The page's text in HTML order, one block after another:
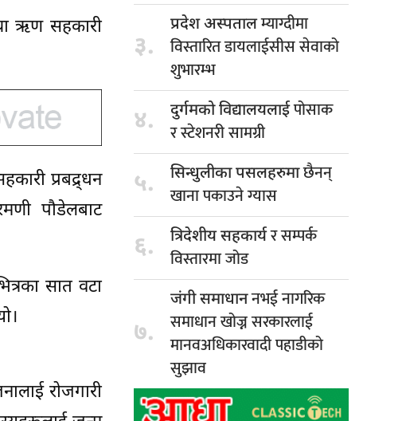
ऋण सहकारी
प्रबद्र्धन
पौडेलबाट
सात वटा
रोजगारी
३.
प्रदेश अस्पतालम्याग्दीमा
विस्तारित डायलाईसीस सेवाको
शुभारम्भ
४. दुर्गमको विद्यालयलाईपोसाक
र स्टेशनरी सामग्री
५. सिन्धुलीका पसलहरुमाछैनन्
खाना पकाउने ग्यास
६. त्रिदेशीय सहकार्यर सम्पर्क
विस्तारमा जोड
७.
जंगी समाधाननभई नागरिक
समाधान खोज्न सरकारलाई
मानवअधिकारवादी पहाडीको
सुझाव